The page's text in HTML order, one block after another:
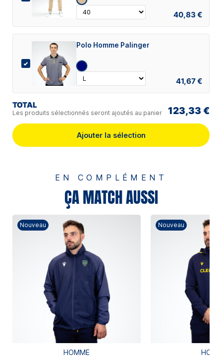
40,83 €
Polo Homme Palinger
41,67 €
TOTAL
Les produits sélectionnés seront ajoutés au panier 123,33 €
Ajouter la sélection
EN COMPLÉMENT
ÇA MATCH AUSSI
Nouveau
HOMME
Nouveau